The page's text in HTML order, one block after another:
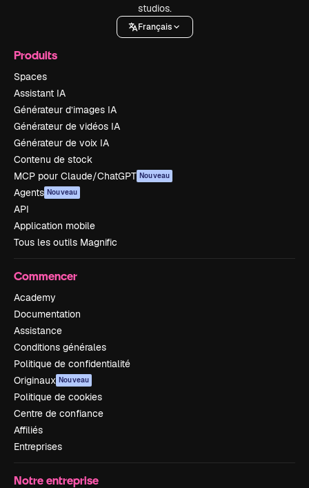
studios.
Français
Produits
Spaces
Assistant IA
Générateur d’images IA
Générateur de vidéos IA
Générateur de voix IA
Contenu de stock
MCP pour Claude/ChatGPT Nouveau
Agents Nouveau
API
Application mobile
Tous les outils Magnific
Commencer
Academy
Documentation
Assistance
Conditions générales
Politique de confidentialité
Originaux Nouveau
Politique de cookies
Centre de confiance
Affiliés
Entreprises
Notre entreprise